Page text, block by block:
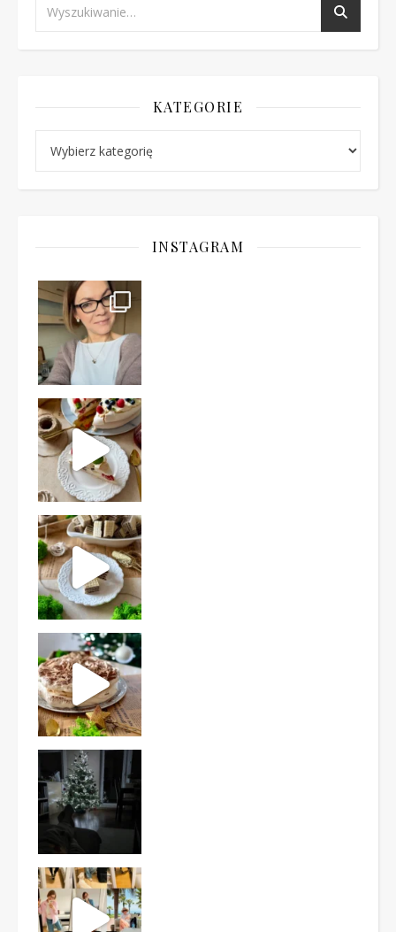
KATEGORIE
INSTAGRAM
Ten deser to prawdziwy HIT PRL-u! Wafle przełożo